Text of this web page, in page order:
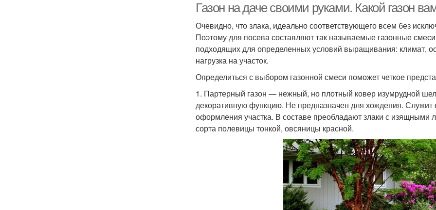
Газон на даче своими руками. Какой газон
Очевидно, что злака, идеально соответствующего всем без
Поэтому для посева составляют так называемые газонные
подходящих для определенных условий выращивания: климат,
нагрузка на участок.
Определиться с выбором газонной смеси поможет четкое
1. Партерный газон — нежный, но плотный ковер изумрудной
декоративную функцию. Не предназначен для хождения.
оформления участка. В составе преобладают злаки с
сорта полевицы тонкой, овсяницы красной.